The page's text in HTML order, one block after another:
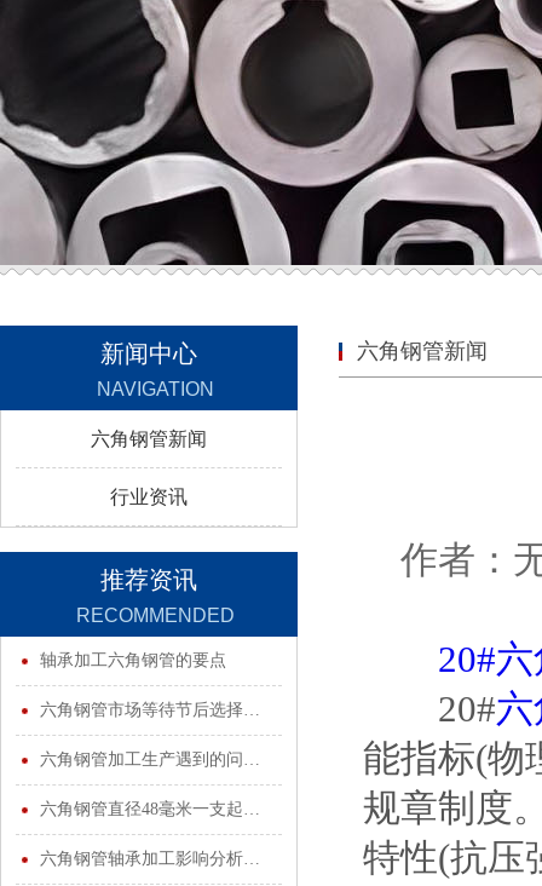
新闻中心
NAVIGATION
六角钢管新闻
行业资讯
推荐资讯
RECOMMENDED
INFORMATION
轴承加工六角钢管的要点
六角钢管市场等待节后选择…
六角钢管加工生产遇到的问…
六角钢管直径48毫米一支起…
六角钢管轴承加工影响分析…
六角钢管新闻
作者：
20#
20#
能指标(物
规章制度
特性(抗压